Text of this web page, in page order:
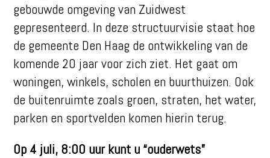
gebouwde omgeving van Zuidwest
gepresenteerd. In deze structuurvisie staat hoe
de gemeente Den Haag de ontwikkeling van de
komende 20 jaar voor zich ziet. Het gaat om
woningen, winkels, scholen en buurthuizen. Ook
de buitenruimte zoals groen, straten, het water,
parken en sportvelden komen hierin terug.
Op 4 juli, 8:00 uur kunt u “ouderwets”